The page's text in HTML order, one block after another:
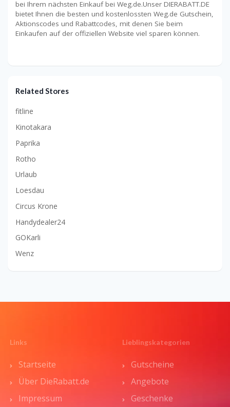
bei Ihrem nächsten Einkauf bei Weg.de.Unser DIERABATT.DE
bietet Ihnen die besten und kostenlossten Weg.de Gutschein,
Aktionscodes und Rabattcodes, mit denen Sie beim
Einkaufen auf der offiziellen Website viel sparen können.
Related Stores
fitline
Kinotakara
Paprika
Rotho
Urlaub
Loesdau
Circus Krone
Handydealer24
GOKarli
Wenz
Links
Startseite
Über DieRabatt.de
Impressum
Lieblingskategorien
Gutscheine
Angebote
Geschenke